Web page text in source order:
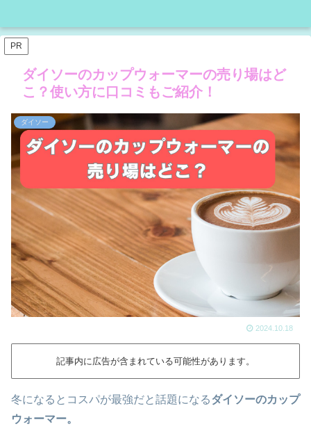
PR
ダイソーのカップウォーマーの売り場はど
こ？使い方に口コミもご紹介！
ダイソー
2024.10.18
記事内に広告が含まれている可能性があります。
冬になるとコスパが最強だと話題になるダイソーのカップ
ウォーマー。